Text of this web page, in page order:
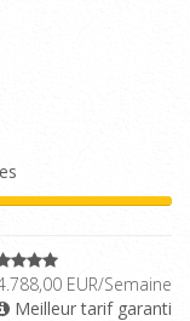
EUR/Semaine
Meilleur tarif garanti